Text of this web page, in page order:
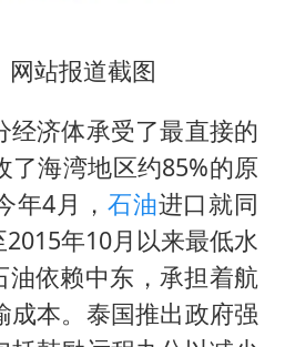
网站报道截图
经济体承受了最直接的
了海湾地区约85%的原
年4月， 石油进口就同
年10月以来最低水
油依赖中东，承担着航
成本。泰国推出政府强